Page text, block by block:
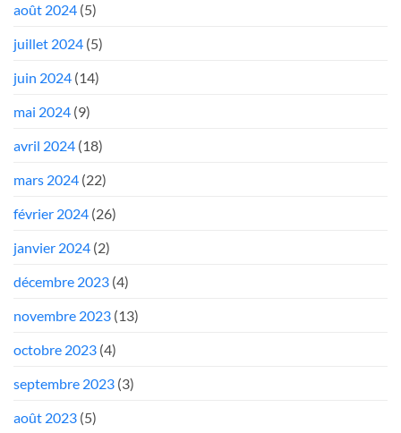
août 2024 (5)
juillet 2024 (5)
juin 2024 (14)
mai 2024 (9)
avril 2024 (18)
mars 2024 (22)
février 2024 (26)
janvier 2024 (2)
décembre 2023 (4)
novembre 2023 (13)
octobre 2023 (4)
septembre 2023 (3)
août 2023 (5)